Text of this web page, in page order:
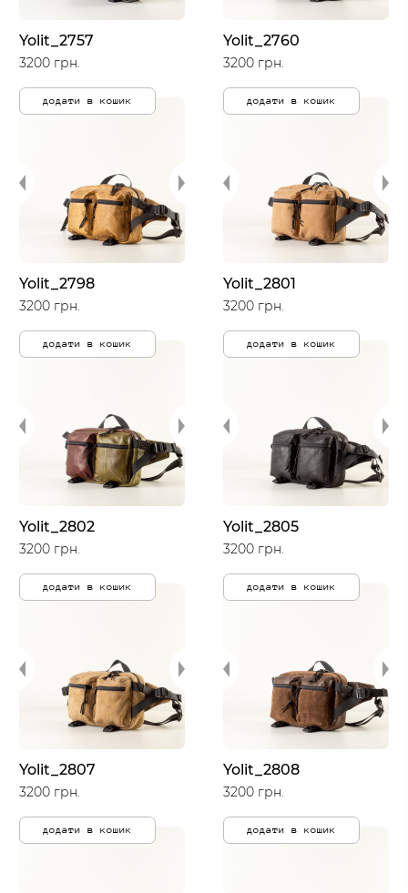
Yolit_2757
3200 грн.
додати в кошик
Yolit_2760
3200 грн.
додати в кошик
Yolit_2798
3200 грн.
додати в кошик
Yolit_2801
3200 грн.
додати в кошик
Yolit_2802
3200 грн.
додати в кошик
Yolit_2805
3200 грн.
додати в кошик
Yolit_2807
3200 грн.
додати в кошик
Yolit_2808
3200 грн.
додати в кошик